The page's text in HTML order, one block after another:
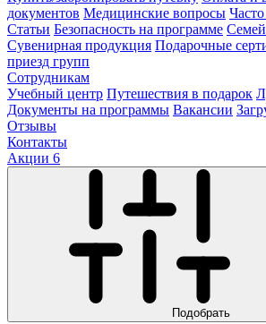
документов Медицинские вопросы
Статьи Безопасность на программе
Сувенирная продукция Подарочные
приезд групп
Сотрудникам
Учебный центр Путешествия в подарок
Документы на программы Вакансии
Отзывы
Контакты
Акции 6
Подобрать